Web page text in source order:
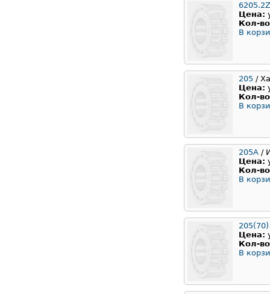
Цена:
Кол-
В
205 /
Цена:
Кол-
В
205А /
Цена:
Кол-
В
205(70)
Цена:
Кол-
В